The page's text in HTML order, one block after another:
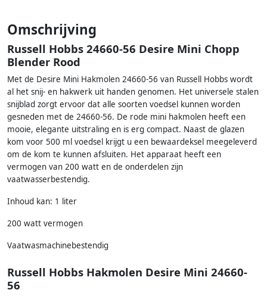
Omschrijving
Russell Hobbs 24660-56 Desire Mini Chopp
Blender Rood
Met de Desire Mini Hakmolen 24660-56 van Russell Hobbs wordt
al het snij- en hakwerk uit handen genomen. Het universele stalen
snijblad zorgt ervoor dat alle soorten voedsel kunnen worden
gesneden met de 24660-56. De rode mini hakmolen heeft een
mooie, elegante uitstraling en is erg compact. Naast de glazen
kom voor 500 ml voedsel krijgt u een bewaardeksel meegeleverd
om de kom te kunnen afsluiten. Het apparaat heeft een
vermogen van 200 watt en de onderdelen zijn
vaatwasserbestendig.
Inhoud kan: 1 liter
200 watt vermogen
Vaatwasmachinebestendig
Russell Hobbs Hakmolen Desire Mini 24660-
56